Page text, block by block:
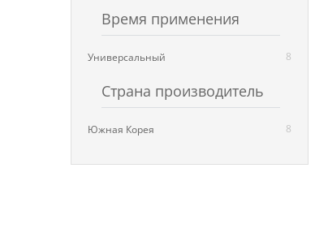
Время применения
Универсальный 8
Страна производитель
Южная Корея 8